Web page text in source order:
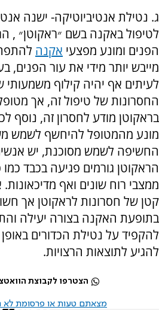
ג. נטילת אנטיביוטיקה- ישנה
לטיפול באקנה בשם ״ראקוטן״ ,
הפנים ומונע מפצעי אקנה
מייבש יותר מידי את עור הפנים,
לעיתים אף יהיה קילוף
החסרונות של טיפול זה, אך
בראקוטן מודע לחסרון זה, נוסף
מונע מהמטופל להיחשף לשמש
החשיפה לשמש מסוכנת, יש
הראקוטן גורמים פגיעה בכבד כמו
ממצבי רוח שונים ואף
קטן של חסרונות לראקוטן אך
בתופעת האקנה בצורה יעילה
להקפיד על נטילת הכדורים
להגיע לתוצאות הרצויות.
הצטרפו לקבוצת
מצאתם טעות או פרסומת לא